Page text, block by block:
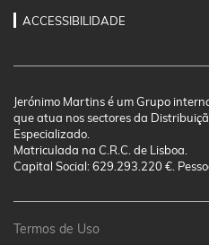
ACCESSIBILIDADE
Jerónimo Martins é um Grupo
que atua nos sectores da
Especializado.
Matriculada na C.R.C. de Lisboa.
Capital Social: 629.293.220 €.
Termos de Uso